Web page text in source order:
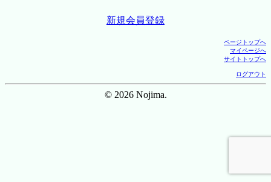
新規会員登録
ページトップへ
マイページへ
サイトトップへ
ログアウト
© 2026 Nojima.